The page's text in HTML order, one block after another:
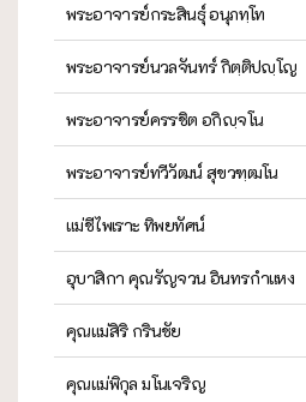
พระอาจารย์กระสินธุ์ อนุภทฺโท
พระอาจารย์นวลจันทร์ กิตฺติปญฺโญ
พระอาจารย์ครรชิต อกิญฺจโน
พระอาจารย์ทวีวัฒน์ สุขวฑฺฒโน
แม่ชีไพเราะ ทิพยทัศน์
อุบาสิกา คุณรัญจวน อินทรกำแหง
คุณแม่สิริ กรินชัย
คุณแม่พิกุล มโนเจริญ